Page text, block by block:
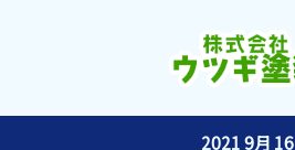
2021 9月 16